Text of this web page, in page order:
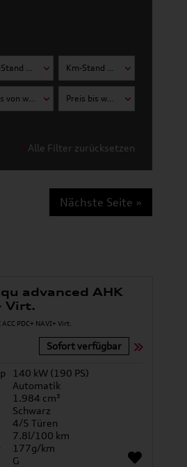
Preis bis wählen
Alle Filter zurücksetzen
Nächste Seite »
advanced AHK
Virt.
Sofort verfügbar
140 kW (190 PS)
Automatik
1.984 cm³
Schwarz
4/5 Türen
7.8l/100 km
177g/km
G